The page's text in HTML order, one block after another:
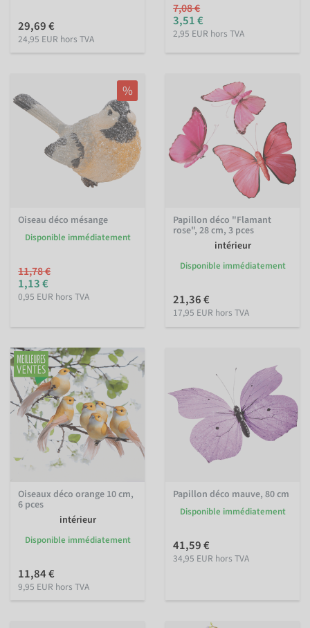
29,69 €
24,95 EUR hors TVA
7,08 €
3,51 €
2,95 EUR hors TVA
%
Oiseau déco mésange
Disponible immédiatement
11,78 €
1,13 €
0,95 EUR hors TVA
Papillon déco "Flamant
rose", 28 cm, 3 pces
intérieur
Disponible immédiatement
21,36 €
17,95 EUR hors TVA
Oiseaux déco orange 10 cm,
6 pces
intérieur
Disponible immédiatement
11,84 €
9,95 EUR hors TVA
Papillon déco mauve, 80 cm
Disponible immédiatement
41,59 €
34,95 EUR hors TVA